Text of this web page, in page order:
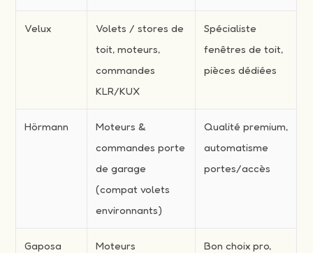
Velux
Volets / stores de
toit, moteurs,
commandes
KLR/KUX
Spécialiste
fenêtres de toit,
pièces dédiées
Hörmann
Moteurs &
commandes porte
de garage
(compat volets
environnants)
Qualité premium,
automatisme
portes/accès
Gaposa
Moteurs
Bon choix pro,